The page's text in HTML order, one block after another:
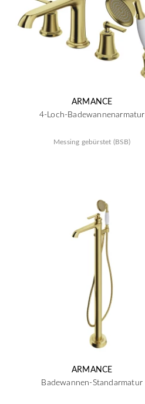
ARMANCE
4-Loch-Badewannenarmatur
Messing gebürstet (BSB)
ARMANCE
Badewannen-Standarmatur